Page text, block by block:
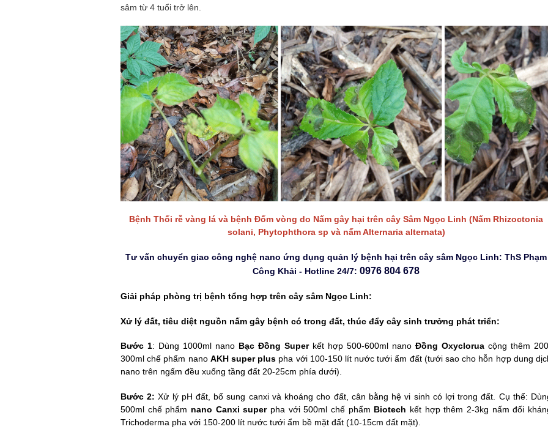
sâm từ 4 tuổi trở lên.
Bệnh Thối rễ vàng lá và bệnh Đốm vòng do Nấm gây hại trên cây Sâm Ngọc Linh (Nấm Rhizoctonia
solani, Phytophthora sp và nấm Alternaria alternata)
Tư vấn chuyển giao công nghệ nano ứng dụng quản lý bệnh hại trên cây sâm Ngọc Linh: ThS Phạm
Công Khải - Hotline 24/7: 0976 804 678
Giải pháp phòng trị bệnh tổng hợp trên cây sâm Ngọc Linh:
Xử lý đất, tiêu diệt nguồn nấm gây bệnh có trong đất, thúc đẩy cây sinh trưởng phát triển:
Bước 1: Dùng 1000ml nano Bạc Đồng Superkết hợp 500-600ml nano Đồng Oxyclorua cộng thêm
300ml chế phẩm nano AKH super plus pha với 100-150 lít nước tưới ẩm đất (tưới sao cho hỗn hợp dung
nano trên ngấm đều xuống tầng đất 20-25cm phía dưới).
Bước2:Xử lý pH đất, bổ sung canxi và khoáng cho đất, cân bằng hệ vi sinh có lợi trong đất. Cụ thể:
500ml chế phẩm nano Canxi superpha với 500ml chế phẩm Biotech kết hợp thêm 2-3kg nấm đối
Trichoderma pha với 150-200 lít nước tưới ẩm bề mặt đất (10-15cm đất mặt).